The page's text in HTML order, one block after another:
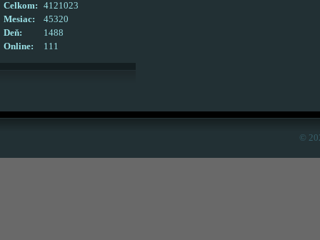
Online: 111
Celkom:
4121023
Mesiac:
45320
Deň:
1488
©